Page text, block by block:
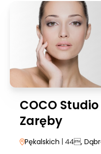
COCO
Zaręby
Pękalskich | 44,